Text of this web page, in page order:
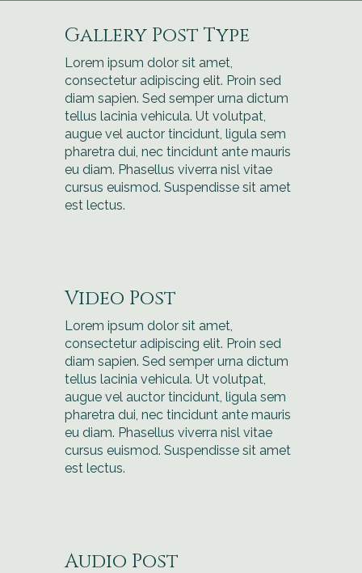
Gallery Post Type
Lorem ipsum dolor sit amet,
consectetur adipiscing elit. Proin sed
diam sapien. Sed semper urna dictum
tellus lacinia vehicula. Ut volutpat,
augue vel auctor tincidunt, ligula sem
pharetra dui, nec tincidunt ante mauris
eu diam. Phasellus viverra nisl vitae
cursus euismod. Suspendisse sit amet
est lectus.
Video Post
Lorem ipsum dolor sit amet,
consectetur adipiscing elit. Proin sed
diam sapien. Sed semper urna dictum
tellus lacinia vehicula. Ut volutpat,
augue vel auctor tincidunt, ligula sem
pharetra dui, nec tincidunt ante mauris
eu diam. Phasellus viverra nisl vitae
cursus euismod. Suspendisse sit amet
est lectus.
Audio Post